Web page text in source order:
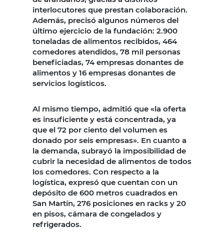
interlocutores que prestan colaboración.
Además, precisó algunos números del
último ejercicio de la fundación: 2.900
toneladas de alimentos recibidos, 464
comedores atendidos, 78 mil personas
beneficiadas, 74 empresas donantes de
alimentos y 16 empresas donantes de
servicios logísticos.
Al mismo tiempo, admitió que «la oferta
es insuficiente y está concentrada, ya
que el 72 por ciento del volumen es
donado por seis empresas». En cuanto a
la demanda, subrayó la imposibilidad de
cubrir la necesidad de alimentos de todos
los comedores. Con respecto a la
logística, expresó que cuentan con un
depósito de 600 metros cuadrados en
San Martín, 276 posiciones en racks y 20
en pisos, cámara de congelados y
refrigerados.